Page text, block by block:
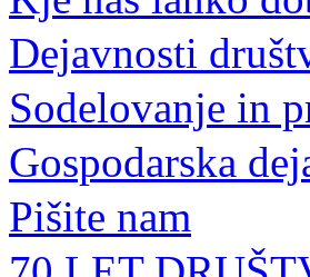
Dejavnosti
Sodelovanje in
Gospodarska
Pišite nam